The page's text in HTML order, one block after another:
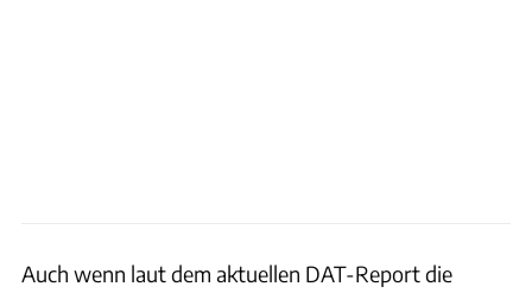
Auch wenn laut dem aktuellen DAT-Report die